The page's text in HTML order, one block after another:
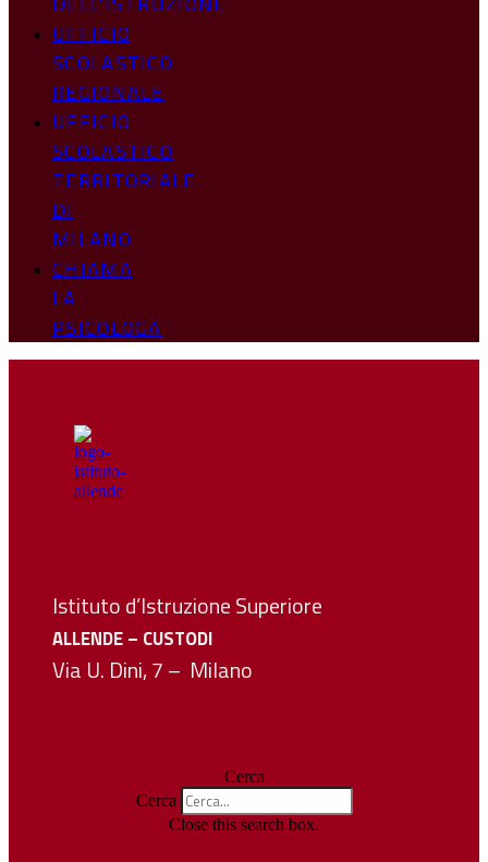
UFFICIO
SCOLASTICO
REGIONALE
UFFICIO
SCOLASTICO
TERRITORIALE
DI
MILANO
CHIAMA
LA
PSICOLOGA
Istituto d’Istruzione Superiore
ALLENDE – CUSTODI
Via U. Dini, 7 – Milano
Cerca
Cerca
Close this search box.